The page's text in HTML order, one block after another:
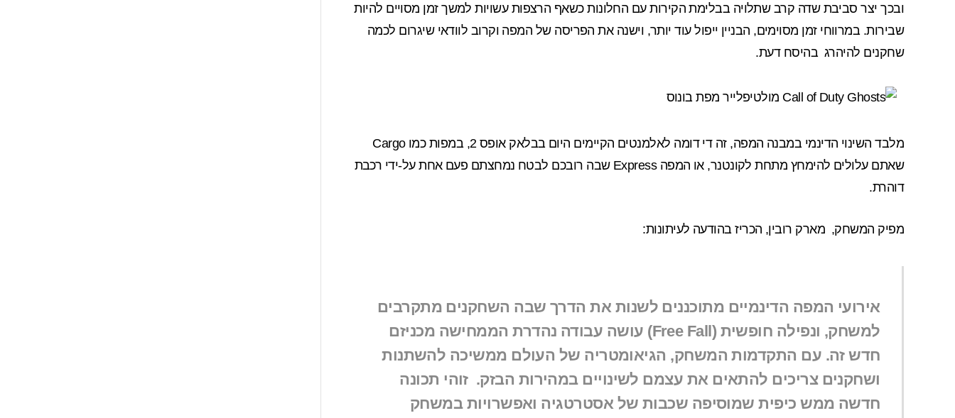
ובכך יצר סביבת שדה קרב שתלויה בבלימת הקירות עם החלונות כשאף הרצפות עשויות למשך זמן מסויים להיות
שבירות. במרווחי זמן מסוימים, הבניין ייפול עוד יותר, וישנה את הפריסה של המפה וקרוב לוודאי שיגרום לכמה
שחקנים להיהרג בהיסח דעת.
מלבד השינוי הדינמי במבנה המפה, זה די דומה לאלמנטים הקיימים היום בבלאק אופס 2, במפות כמו Cargo
שאתם עלולים להימחץ מתחת לקונטנר, או המפה Express שבה רובכם לבטח נמחצתם פעם אחת על-ידי רכבת
דוהרת.
מפיק המשחק, מארק רובין, הכריז בהודעה לעיתונות:
אירועי המפה הדינמיים מתוכננים לשנות את הדרך שבה השחקנים מתקרבים
למשחק, ונפילה חופשית (Free Fall) עושה עבודה נהדרת הממחישה מכניזם
חדש זה. עם התקדמות המשחק, הגיאומטריה של העולם ממשיכה להשתנות
ושחקנים צריכים להתאים את עצמם לשינויים במהירות הבזק. זוהי תכונה
חדשה ממש כיפית שמוסיפה שכבות של אסטרטגיה ואפשרויות במשחק